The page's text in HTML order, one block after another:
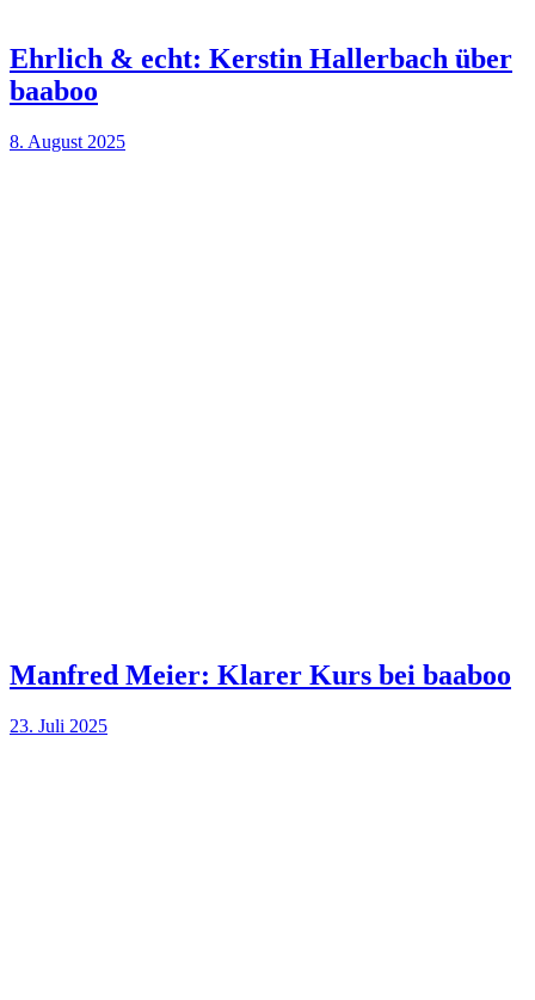
Ehrlich & echt: Kerstin Hallerbach über
baaboo
8. August 2025
Manfred Meier: Klarer Kurs bei baaboo
23. Juli 2025